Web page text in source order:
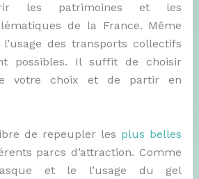
les patrimoines et les
de la France. Même
des transports collectifs
possibles. Il suffit de choisir
votre choix et de partir en
de repeupler les plus belles
parcs d’attraction. Comme
et le l’usage du gel